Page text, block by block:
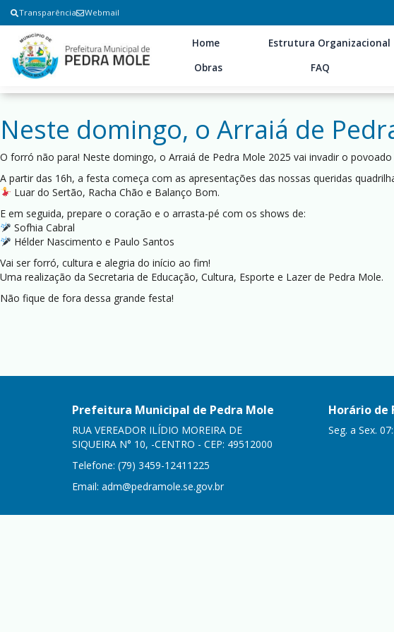
Transparência Webmail
Home Estrutura Organizacional
Obras
FAQ
Neste domingo, o Arraiá de
O forró não para! Neste domingo, o Arraiá de Pedra Mole 2025 vai invadir o
A partir das 16h, a festa começa com as apresentações das nossas queridas
Luar do Sertão, Racha Chão e Balanço Bom.
E em seguida, prepare o coração e o arrasta-pé com os shows de:
Sofhia Cabral
Hélder Nascimento e Paulo Santos
Vai ser forró, cultura e alegria do início ao fim!
Uma realização da Secretaria de Educação, Cultura, Esporte e Lazer de Pedra Mole.
Não fique de fora dessa grande festa!
Prefeitura Municipal de Pedra Mole
RUA VEREADOR ILÍDIO MOREIRA DE
SIQUEIRA N° 10, -CENTRO - CEP: 49512000
Telefone: (79) 3459-12411225
Email: adm@pedramole.se.gov.br
Horário de
Seg. a Sex.